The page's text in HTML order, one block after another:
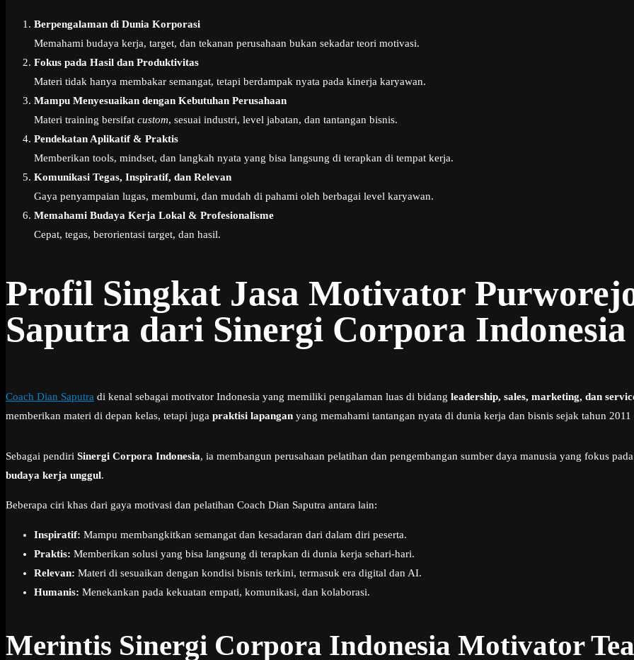
Berpengalaman di Dunia Korporasi
Memahami budaya kerja, target, dan tekanan perusahaan bukan sekadar teori motivasi.
Fokus pada Hasil dan Produktivitas
Materi tidak hanya membakar semangat, tetapi berdampak nyata pada kinerja karyawan.
Mampu Menyesuaikan dengan Kebutuhan Perusahaan
Materi training bersifat custom, sesuai industri, level jabatan, dan tantangan bisnis.
Pendekatan Aplikatif & Praktis
Memberikan tools, mindset, dan langkah nyata yang bisa langsung di terapkan di tempat kerja.
Komunikasi Tegas, Inspiratif, dan Relevan
Gaya penyampaian lugas, membumi, dan mudah di pahami oleh berbagai level karyawan.
Memahami Budaya Kerja Lokal & Profesionalisme
Cepat, tegas, berorientasi target, dan hasil.
Profil Singkat Jasa Motivator
Saputra dari Sinergi Corpora Indonesia
Coach Dian Saputra di kenal sebagai motivator Indonesia yang memiliki pengalaman luas di bidang leadership, sales, marketing, dan
memberikan materi di depan kelas, tetapi juga praktisi lapangan yang memahami tantangan nyata di dunia kerja dan bisnis sejak tahun
Sebagai pendiri Sinergi Corpora Indonesia, ia membangun perusahaan pelatihan dan pengembangan sumber daya manusia yang fokus
budaya kerja unggul.
Beberapa ciri khas dari gaya motivasi dan pelatihan Coach Dian Saputra antara lain:
Inspiratif: Mampu membangkitkan semangat dan kesadaran dari dalam diri peserta.
Praktis: Memberikan solusi yang bisa langsung di terapkan di dunia kerja sehari-hari.
Relevan: Materi di sesuaikan dengan kondisi bisnis terkini, termasuk era digital dan AI.
Humanis: Menekankan pada kekuatan empati, komunikasi, dan kolaborasi.
Merintis Sinergi Corpora Indonesia Motivator